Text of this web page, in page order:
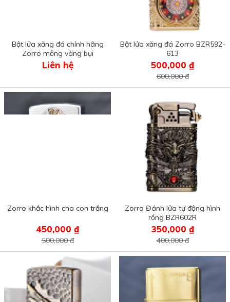
Bật lửa xăng đá chính hãng
Zorro mỏng vàng bụi
Liên hệ
Bật lửa xăng đá Zorro BZR592-
613
500,000 ₫
600,000 đ
Zorro khắc hình cha con trắng
450,000 ₫
500,000 đ
Zorro Đánh lửa tự động hình
rồng BZR602R
350,000 ₫
400,000 đ